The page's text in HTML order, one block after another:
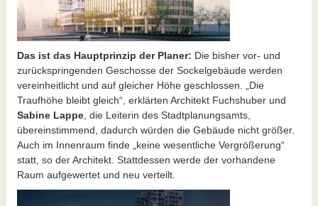
Das ist das Hauptprinzip der Planer: Die bisher vor- und
zurückspringenden Geschosse der Sockelgebäude werden
vereinheitlicht und auf gleicher Höhe geschlossen. „Die
Traufhöhe bleibt gleich“, erklärten Architekt Fuchshuber und
Sabine Lappe, die Leiterin des Stadtplanungsamts,
übereinstimmend, dadurch würden die Gebäude nicht größer.
Auch im Innenraum finde „keine wesentliche Vergrößerung“
statt, so der Architekt. Stattdessen werde der vorhandene
Raum aufgewertet und neu verteilt.